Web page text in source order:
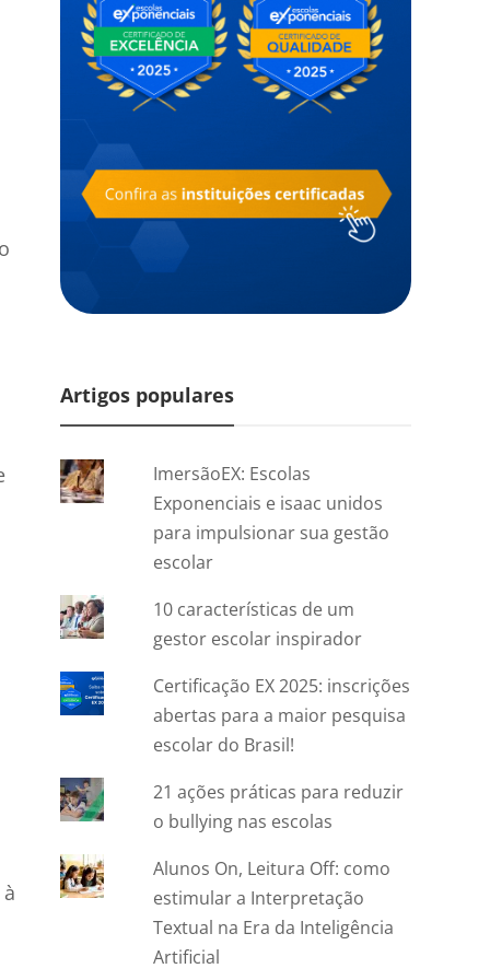
Artigos populares
ImersãoEX: Escolas
Exponenciais e isaac unidos
para impulsionar sua gestão
escolar
10 características de um
gestor escolar inspirador
Certificação EX 2025: inscrições
abertas para a maior pesquisa
escolar do Brasil!
21 ações práticas para reduzir
o bullying nas escolas
Alunos On, Leitura Off: como
estimular a Interpretação
Textual na Era da Inteligência
Artificial